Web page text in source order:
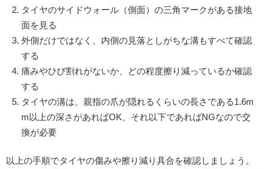
タイヤのサイドウォール（側面）の三角マークがある接地
面を見る
外側だけではなく、内側の見落としがちな溝もすべて確認
する
痛みやひび割れがないか、どの程度擦り減っているか確認
する
タイヤの溝は、親指の爪が隠れるくらいの長さである1.6m
m以上の深さがあればOK、それ以下であればNGなので交
換が必要
以上の手順でタイヤの傷みや擦り減り具合を確認しましょう。